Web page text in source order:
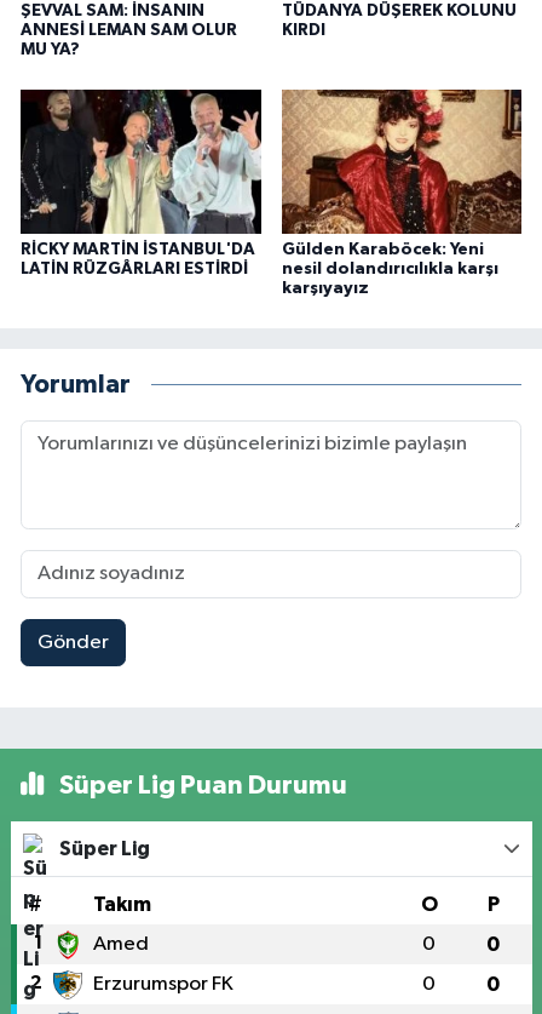
ŞEVVAL SAM: İNSANIN
ANNESİ LEMAN SAM OLUR
MU YA?
TÜDANYA DÜŞEREK KOLUNU
KIRDI
RİCKY MARTİN İSTANBUL'DA
LATİN RÜZGÂRLARI ESTİRDİ
Gülden Karaböcek: Yeni
nesil dolandırıcılıkla karşı
karşıyayız
Yorumlar
Gönder
Süper Lig Puan Durumu
Süper Lig
# Takım O P
1 Amed 0 0
2 Erzurumspor FK 0 0